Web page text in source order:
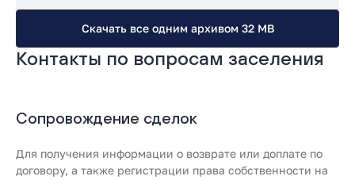
Контакты по вопросам заселения
Сопровождение сделок
Для получения информации о возврате или доплате по
договору, а также регистрации права собственности на
Скачать все одним архивом 32 MB